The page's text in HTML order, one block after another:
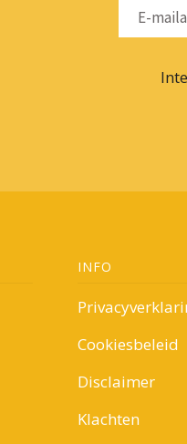
INFO
Cookiesbeleid
Disclaimer
Klachten